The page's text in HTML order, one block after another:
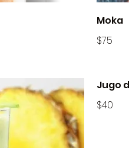
Moka
$75
Jugo
$40